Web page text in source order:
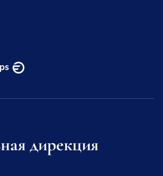
дирекция